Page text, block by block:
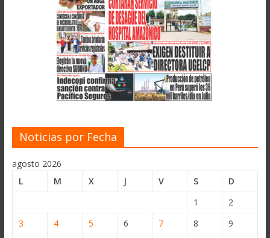
Noticias por Fecha
agosto 2026
L
M X J V S
D
1
2
3
4 5 6 7 8
9